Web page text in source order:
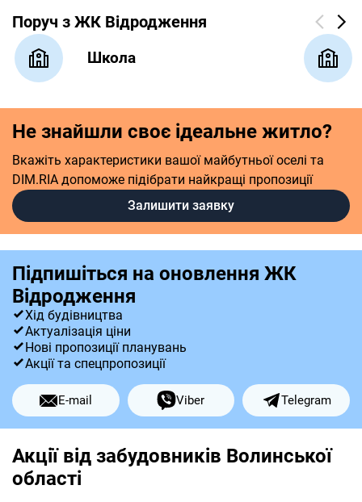
Поруч з ЖК Відродження
Школа
Не знайшли своє ідеальне житло?
Вкажіть характеристики вашої майбутньої оселі та
DIM.RIA допоможе підібрати найкращі пропозиції
Залишити заявку
Підпишіться на оновлення ЖК
Відродження
Хід будівництва
Актуалізація ціни
Нові пропозиції планувань
Акції та спецпропозиції
E-mail Viber Telegram
Акції від забудовників Волинської
області